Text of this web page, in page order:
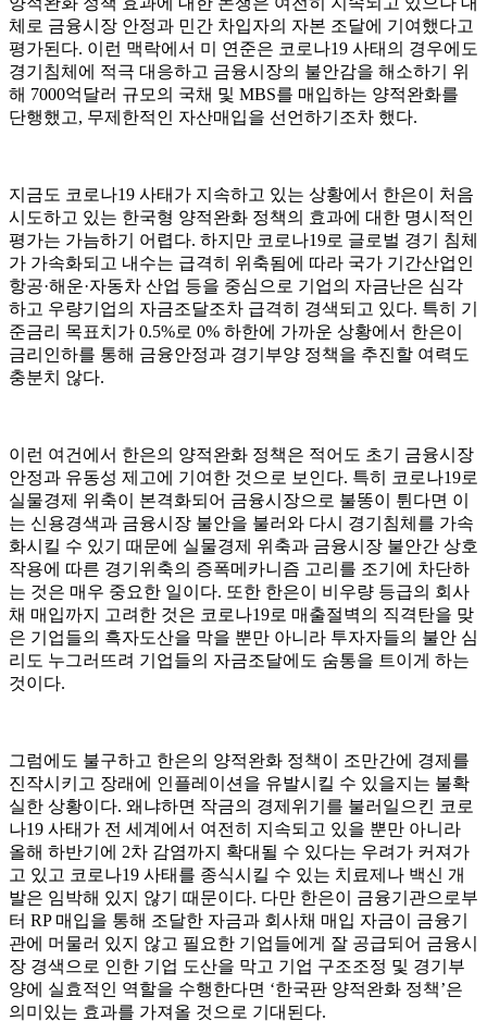
체로 금융시장 안정과 민간 차입자의 자본 조달에 기여했다고
평가된다. 이런 맥락에서 미 연준은 코로나19 사태의 경우에도
경기침체에 적극 대응하고 금융시장의 불안감을 해소하기 위
해 7000억달러 규모의 국채 및 MBS를 매입하는 양적완화를
단행했고, 무제한적인 자산매입을 선언하기조차 했다.
지금도 코로나19 사태가 지속하고 있는 상황에서 한은이 처음
시도하고 있는 한국형 양적완화 정책의 효과에 대한 명시적인
평가는 가늠하기 어렵다. 하지만 코로나19로 글로벌 경기 침체
가 가속화되고 내수는 급격히 위축됨에 따라 국가 기간산업인
항공·해운·자동차 산업 등을 중심으로 기업의 자금난은 심각
하고 우량기업의 자금조달조차 급격히 경색되고 있다. 특히 기
준금리 목표치가 0.5%로 0% 하한에 가까운 상황에서 한은이
금리인하를 통해 금융안정과 경기부양 정책을 추진할 여력도
충분치 않다.
이런 여건에서 한은의 양적완화 정책은 적어도 초기 금융시장
안정과 유동성 제고에 기여한 것으로 보인다. 특히 코로나19로
실물경제 위축이 본격화되어 금융시장으로 불똥이 튄다면 이
는 신용경색과 금융시장 불안을 불러와 다시 경기침체를 가속
화시킬 수 있기 때문에 실물경제 위축과 금융시장 불안간 상호
작용에 따른 경기위축의 증폭메카니즘 고리를 조기에 차단하
는 것은 매우 중요한 일이다. 또한 한은이 비우량 등급의 회사
채 매입까지 고려한 것은 코로나19로 매출절벽의 직격탄을 맞
은 기업들의 흑자도산을 막을 뿐만 아니라 투자자들의 불안 심
리도 누그러뜨려 기업들의 자금조달에도 숨통을 트이게 하는
것이다.
그럼에도 불구하고 한은의 양적완화 정책이 조만간에 경제를
진작시키고 장래에 인플레이션을 유발시킬 수 있을지는 불확
실한 상황이다. 왜냐하면 작금의 경제위기를 불러일으킨 코로
나19 사태가 전 세계에서 여전히 지속되고 있을 뿐만 아니라
올해 하반기에 2차 감염까지 확대될 수 있다는 우려가 커져가
고 있고 코로나19 사태를 종식시킬 수 있는 치료제나 백신 개
발은 임박해 있지 않기 때문이다. 다만 한은이 금융기관으로부
터 RP 매입을 통해 조달한 자금과 회사채 매입 자금이 금융기
관에 머물러 있지 않고 필요한 기업들에게 잘 공급되어 금융시
장 경색으로 인한 기업 도산을 막고 기업 구조조정 및 경기부
양에 실효적인 역할을 수행한다면 ‘한국판 양적완화 정책’은
의미있는 효과를 가져올 것으로 기대된다.